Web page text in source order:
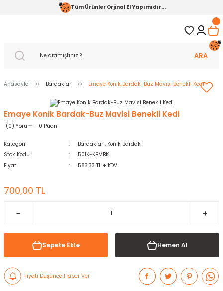
Tüm Ürünler Orjinal El Yapımıdır...
ARA
Anasayfa Bardaklar Emaye Konik Bardak-Buz Mavisi Benekli Kedi
Emaye Konik Bardak-Buz Mavisi Benekli Kedi
(0) Yorum - 0 Puan
Kategori Bardaklar , Konik Bardak
Stok Kodu
501K-KBMBK
Fiyat
583,33 TL + KDV
700,00 TL
Sepete Ekle Hemen Al
Fiyatı Düşünce Haber Ver